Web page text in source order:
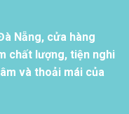
Nẵng, cửa hàng
chất lượng, tiện nghi
và thoải mái của